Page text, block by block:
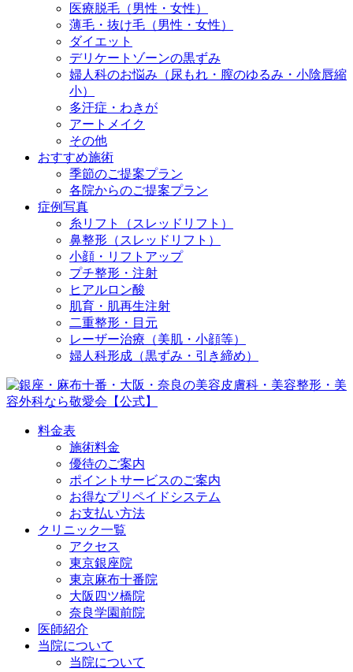
医療脱毛（男性・女性）
薄毛・抜け毛（男性・女性）
ダイエット
デリケートゾーンの黒ずみ
婦人科のお悩み（尿もれ・膣のゆるみ・小陰唇縮
小）
多汗症・わきが
アートメイク
その他
おすすめ施術
季節のご提案プラン
各院からのご提案プラン
症例写真
糸リフト（スレッドリフト）
鼻整形（スレッドリフト）
小顔・リフトアップ
プチ整形・注射
ヒアルロン酸
肌育・肌再生注射
二重整形・目元
レーザー治療（美肌・小顔等）
婦人科形成（黒ずみ・引き締め）
料金表
施術料金
優待のご案内
ポイントサービスのご案内
お得なプリペイドシステム
お支払い方法
クリニック一覧
アクセス
東京銀座院
東京麻布十番院
大阪四ツ橋院
奈良学園前院
医師紹介
当院について
当院について